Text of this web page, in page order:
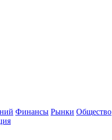
Финансы Рынки Общество